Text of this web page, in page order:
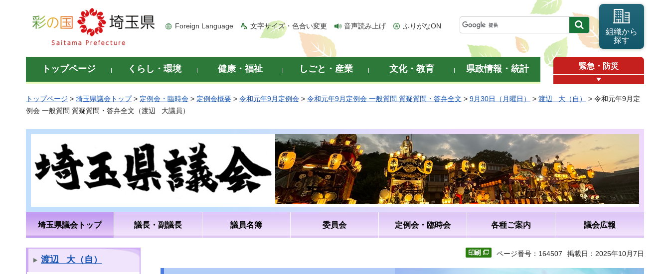
彩の国 埼玉県
Foreign Language 文字サイズ・色合い変更 音声読み上げ ふりがなON
組織から
探す
トップページ くらし・環境 健康・福祉 しごと・産業 文化・教育 県政情報・統計 緊急・防災
トップページ > 埼玉県議会トップ> 定例会・臨時会 > 定例会概要 > 令和元年9月定例会 > 令和元年9月定例会 一般質問 質疑質問・答弁全文 > 9月30日（月曜日） > 渡辺 大（自）
> 令和元年9月定
例会 一般質問 質疑質問・答弁全文（渡辺 大議員）
埼玉県議会トップ 議長・副議長 議員名簿 委員会 定例会・臨時会 各種ご案内 議会広報
渡辺 大（自）
ページ番号：164507 掲載日：2025年10月7日